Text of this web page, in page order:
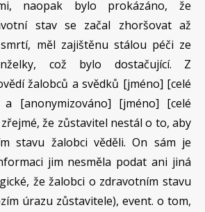
naopak bylo prokázáno, že
stav se začal zhoršovat až
měl zajištěnu stálou péči ze
což bylo dostačující. Z
žalobců a svědků [jméno] [celé
a [anonymizováno] [jméno] [celé
že zůstavitel nestál o to, aby
stavu žalobci věděli. On sám je
jim nesměla podat ani jiná
že žalobci o zdravotním stavu
úrazu zůstavitele), event. o tom,